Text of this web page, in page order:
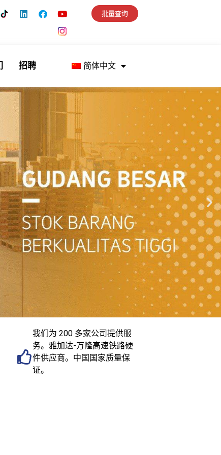
批量查询
招聘 简体中文
我们为 200 多家公司提供服
务。雅加达-万隆高速铁路硬
件供应商。中国国家质量保
证。